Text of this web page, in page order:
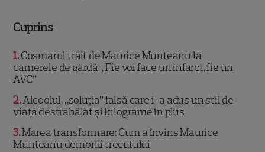
Cuprins
1 Coșmarul trăit de Maurice Munteanu la
camerele de gardă: „Fie voi face un infarct, fie un
AVC”
2 Alcoolul, „soluția” falsă care i-a adus un stil de
viață destrăbălat și kilograme în plus
3 Marea transformare: Cum a învins Maurice
Munteanu demonii trecutului